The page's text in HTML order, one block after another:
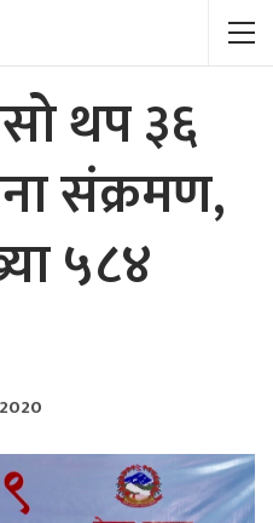
थप ३६
संक्रमण,
५८४